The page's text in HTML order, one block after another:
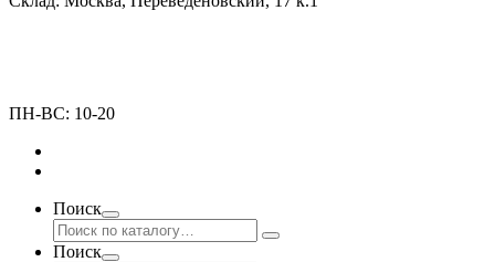
ПН-ВС: 10-20
Поиск
Поиск